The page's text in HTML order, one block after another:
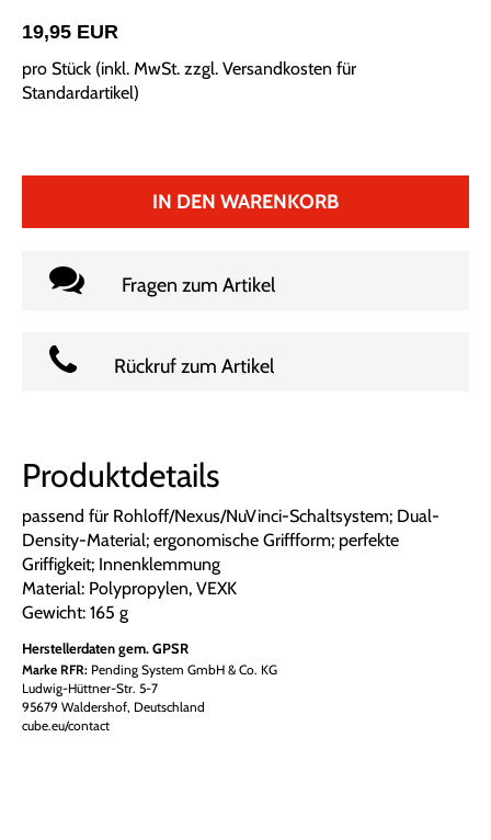
19,95 EUR
pro Stück (inkl. MwSt. zzgl. Versandkosten für
Standardartikel)
IN DEN WARENKORB
Fragen zum Artikel
Rückruf zum Artikel
Produktdetails
passend für Rohloff/Nexus/NuVinci-Schaltsystem; Dual-
Density-Material; ergonomische Griffform; perfekte
Griffigkeit; Innenklemmung
Material: Polypropylen, VEXK
Gewicht: 165 g
Herstellerdaten gem. GPSR
Marke RFR: Pending System GmbH & Co. KG
Ludwig-Hüttner-Str. 5-7
95679 Waldershof, Deutschland
cube.eu/contact